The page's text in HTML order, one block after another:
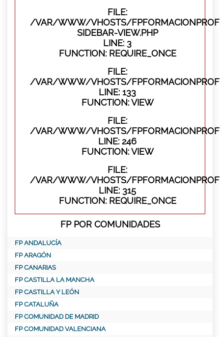
FILE:
/VAR/WWW/VHOSTS/
SIDEBAR-VIEW.PHP
LINE: 3
FUNCTION: REQUIRE_ONCE
FILE:
/VAR/WWW/VHOSTS/
LINE: 133
FUNCTION: VIEW
FILE:
/VAR/WWW/VHOSTS/
LINE: 246
FUNCTION: VIEW
FILE:
/VAR/WWW/VHOSTS/
LINE: 315
FUNCTION: REQUIRE_ONCE
FP POR COMUNIDADES
FP ANDALUCÍA
FP ARAGÓN
FP CANARIAS
FP CASTILLA LA MANCHA
FP CASTILLA Y LEÓN
FP CATALUÑA
FP COMUNIDAD DE MADRID
FP COMUNIDAD VALENCIANA